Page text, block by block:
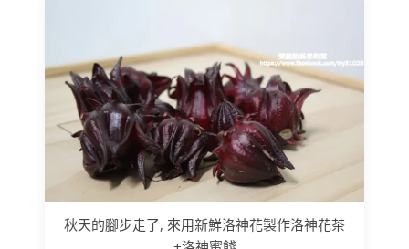
秋天的腳步走了, 來用新鮮洛神花製作洛神花茶